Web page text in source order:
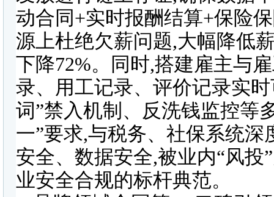
动合同+实时报酬结算+保险
源上杜绝欠薪问题,大幅降低
下降72%。同时,搭建雇主与
录、用工记录、评价记录实
词”禁入机制、反洗钱监控等
一”要求,与税务、社保系统
安全、数据安全,被业内“风投
业安全合规的标杆典范。